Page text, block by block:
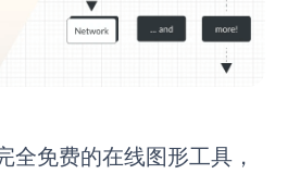
全免费的在线图形工具，